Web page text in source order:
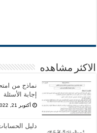
الاكثر مشاهده
نماذج من
إجابة الأسئلة
أكتوبر 21, 2022
دليل